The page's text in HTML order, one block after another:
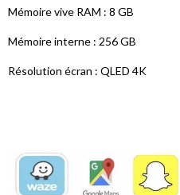
Mémoire vive RAM : 8 GB
Mémoire interne : 256 GB
Résolution écran : QLED 4K